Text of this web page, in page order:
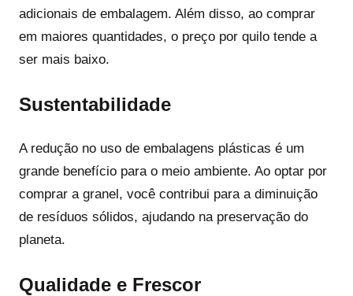
adicionais de embalagem. Além disso, ao comprar
em maiores quantidades, o preço por quilo tende a
ser mais baixo.
Sustentabilidade
A redução no uso de embalagens plásticas é um
grande benefício para o meio ambiente. Ao optar por
comprar a granel, você contribui para a diminuição
de resíduos sólidos, ajudando na preservação do
planeta.
Qualidade e Frescor